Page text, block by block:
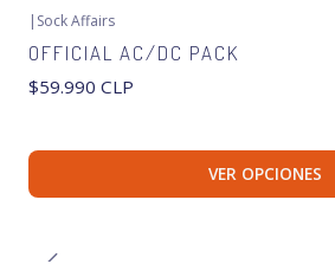
| Sock Affairs
OFFICIAL AC/DC PACK
$59.990 CLP
VER OPCIONES